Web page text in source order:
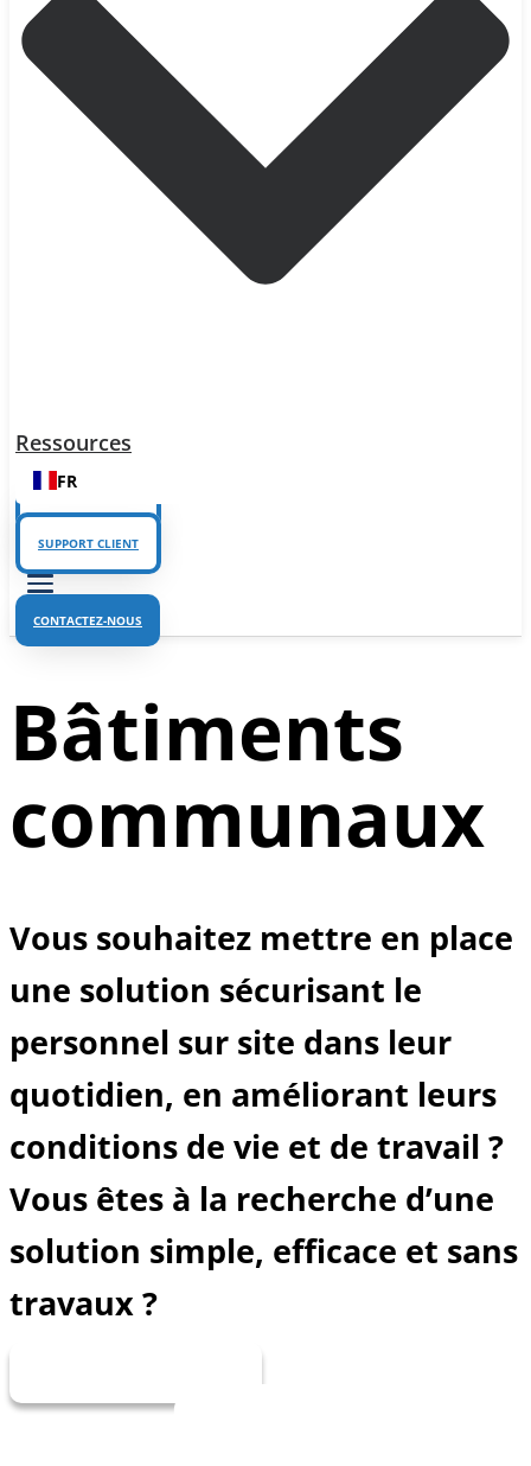
Ressources
FR
SUPPORT CLIENT
SUPPORT CLIENT
CONTACTEZ-NOUS
Bâtiments
communaux
Vous souhaitez mettre en place
une solution sécurisant le
personnel sur site dans leur
quotidien, en améliorant leurs
conditions de vie et de travail ?
Vous êtes à la recherche d’une
solution simple, efficace et sans
travaux ?